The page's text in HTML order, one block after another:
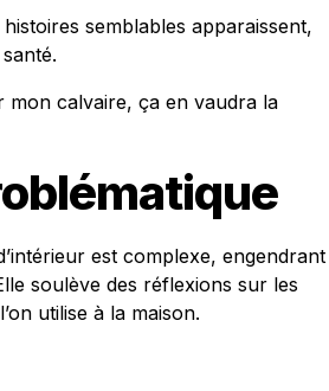
semblables apparaissent,
mon calvaire, ça en vaudra la
est complexe, engendrant
soulève des réflexions sur les
utilise à la maison.